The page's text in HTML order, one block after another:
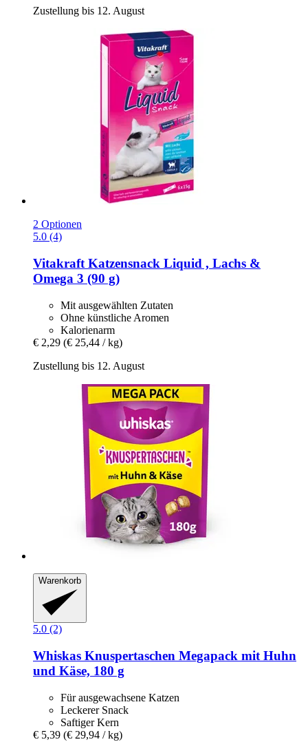
Zustellung bis 12. August
2 Optionen
5.0 (4)
Vitakraft Katzensnack Liquid , Lachs &
Omega 3 (90 g)
Mit ausgewählten Zutaten
Ohne künstliche Aromen
Kalorienarm
€ 2,29 (€ 25,44 / kg)
Zustellung bis 12. August
Warenkorb
5.0 (2)
Whiskas Knuspertaschen Megapack mit Huhn
und Käse, 180 g
Für ausgewachsene Katzen
Leckerer Snack
Saftiger Kern
€ 5,39 (€ 29,94 / kg)